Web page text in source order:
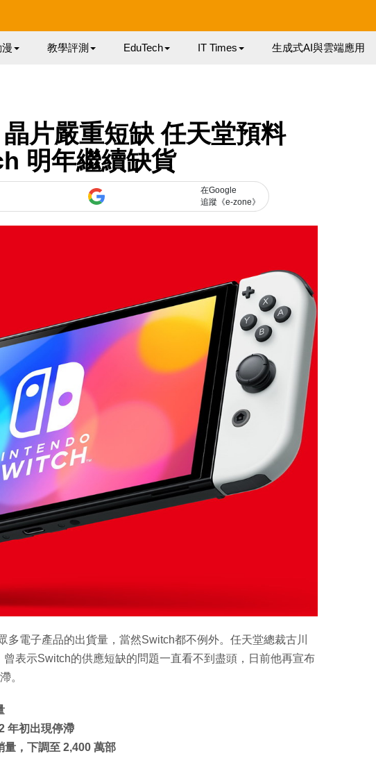
教學評測 EduTech IT Times 生成式AI與雲端應用
晶片嚴重短缺 任天堂預料
明年繼續缺貨
在Google
追蹤《e-zone》
多電子產品的出貨量，當然Switch都不例外。任天堂總裁古川
表示Switch的供應短缺的問題一直看不到盡頭，日前他再宣布
。
年初出現停滯
，下調至 2,400 萬部